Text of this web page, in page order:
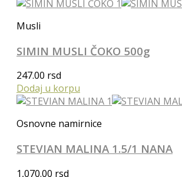
Musli
SIMIN MUSLI ČOKO 500g
247.00 rsd
Dodaj u korpu
Osnovne namirnice
STEVIAN MALINA 1.5/1 NANA
1,070.00 rsd